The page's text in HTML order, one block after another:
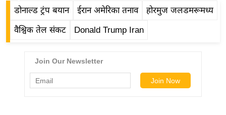
न्यू
ब्री
डोनाल्ड ट्रंप बयान ईरान अमेरिका तनाव होरमुज जलडमरूमध्य
वैश्विक तेल संकट Donald Trump Iran